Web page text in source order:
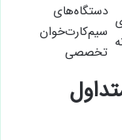
دستگاه‌های
سیم‌کارت‌خوان
تخصصی